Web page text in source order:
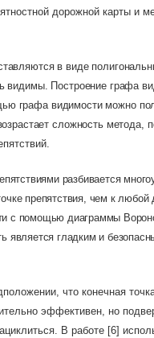
дорожной карты и
в виде
Построение графа
графа видимости можно
сложность
разбивается
препятствия, чем к
с помощью диаграммы
является гладким и
что конечная
эффективен, но
В работе [6]